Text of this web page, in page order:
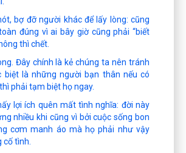
bợ đỡ người khác để lấy lòng: cũng
đúng vì ai bây giờ cũng phải “biết
thì chết.
Đây chính là kẻ chúng ta nên tránh
biệt là những người bạn thân nếu có
phải tạm biệt họ ngay.
lợi ích quên mất tình nghĩa: đời này
nhiều khi cũng vì bởi cuộc sống bon
cơm manh áo mà họ phải như vậy
tình.